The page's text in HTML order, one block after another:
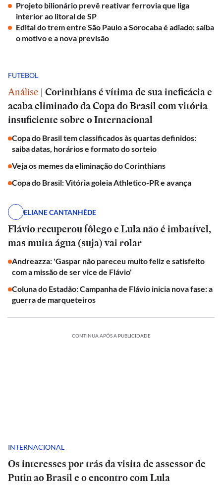
Projeto bilionário prevê reativar ferrovia que liga
interior ao litoral de SP
Edital do trem entre São Paulo a Sorocaba é adiado; saiba
o motivo e a nova previsão
FUTEBOL
Análise | Corinthians é vítima de sua ineficácia e
acaba eliminado da Copa do Brasil com vitória
insuficiente sobre o Internacional
Copa do Brasil tem classificados às quartas definidos:
saiba datas, horários e formato do sorteio
Veja os memes da eliminação do Corinthians
Copa do Brasil: Vitória goleia Athletico-PR e avança
ELIANE CANTANHÊDE
Flávio recuperou fôlego e Lula não é imbatível,
mas muita água (suja) vai rolar
Andreazza: 'Gaspar não pareceu muito feliz e satisfeito
com a missão de ser vice de Flávio'
Coluna do Estadão: Campanha de Flávio inicia nova fase: a
guerra de marqueteiros
CONTINUA APÓS A PUBLICIDADE
INTERNACIONAL
Os interesses por trás da visita de assessor de
Putin ao Brasil e o encontro com Lula